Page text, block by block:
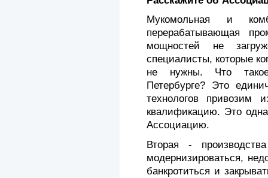
Мукомольная и
перерабатывающая
мощностей не
специалисты, которые
не нужны. Что
Петербурге? Это
технологов привозим
квалификацию. Это
Ассоциацию.
Вторая -
модернизироваться,
банкротиться и